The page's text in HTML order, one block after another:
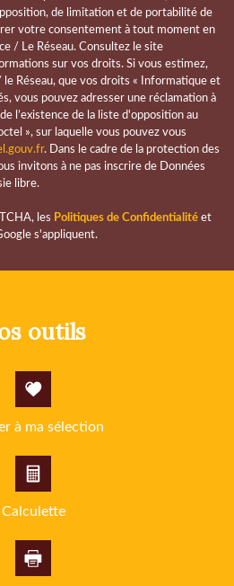
40 762
50,84 %
35,76 %
ans
36,70 %
ans
0,88
de limitation et de portabilité de
votre consentement à tout moment en
/ Le Réseau. Consultez le site
sur vos droits. Si vous estimez,
Réseau, que vos droits « Informatique et
vous pouvez adresser une réclamation à
l’existence de la liste d'opposition au
», sur laquelle vous pouvez vous
. Dans le cadre de la protection des
invitons à ne pas inscrire de Données
libre.
les Politiques de Confidentialité et
s'appliquent.
outils
à ma sélection
Calculette